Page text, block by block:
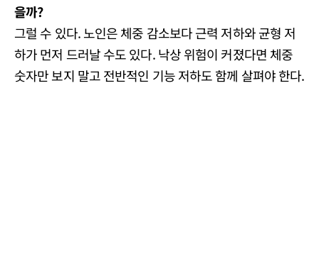
을까?
그럴 수 있다. 노인은 체중 감소보다 근력 저하와 균형 저
하가 먼저 드러날 수도 있다. 낙상 위험이 커졌다면 체중
숫자만 보지 말고 전반적인 기능 저하도 함께 살펴야 한다.